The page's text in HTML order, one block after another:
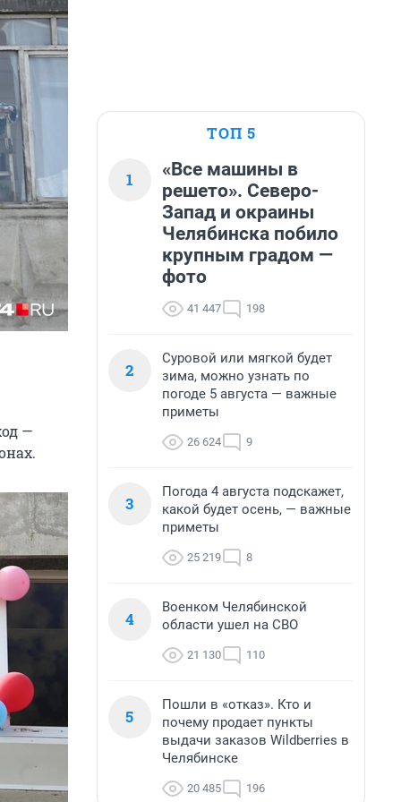
—
ТОП 5
1
«Все машины в
решето». Северо-
Запад и окраины
Челябинска побило
крупным градом —
фото
41 447 198
2
Суровой или мягкой будет
зима, можно узнать по
погоде 5 августа — важные
приметы
26 624 9
3
Погода 4 августа подскажет,
какой будет осень, — важные
приметы
25 219 8
4
Военком Челябинской
области ушел на СВО
21 130 110
5
Пошли в «отказ». Кто и
почему продает пункты
выдачи заказов Wildberries в
Челябинске
20 485 196